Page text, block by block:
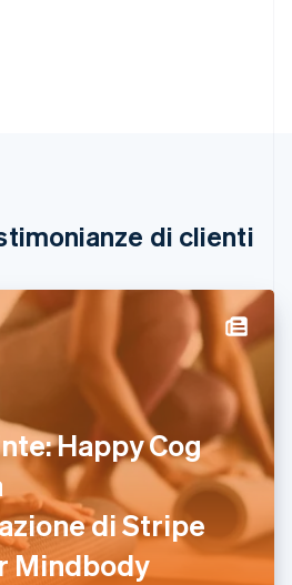
di clienti
Happy Cog
di Stripe
Mindbody